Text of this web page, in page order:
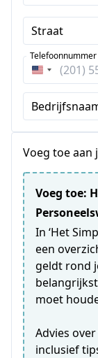
Straat
Verenigde
Staten
+1
Voeg toe aan
Voeg toe:
In ‘Het
een
geldt rond
moet
Advies
inclusief